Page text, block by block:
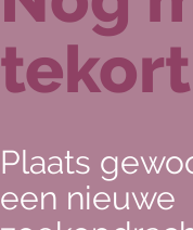
Plaats
een nieuwe